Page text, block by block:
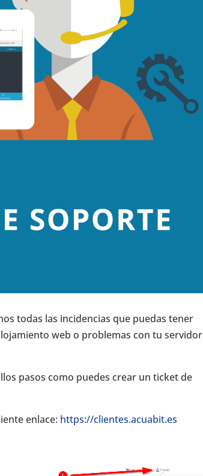
todas las incidencias que puedas tener
web o problemas con tu servidor
pasos como puedes crear un ticket de
enlace: https://clientes.acuabit.es